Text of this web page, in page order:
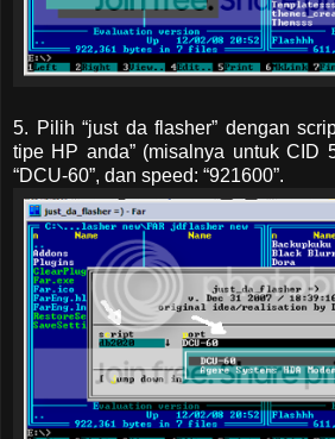
5. Pilih “just da flasher” dengan
tipe HP anda” (misalnya untuk CID
“DCU-60”, dan speed: “921600”.